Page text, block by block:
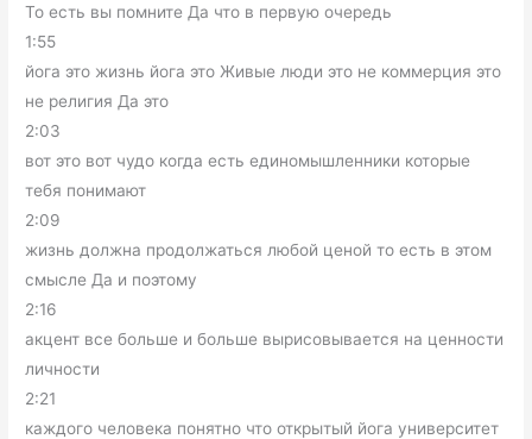
То есть вы помните Да что в первую очередь
1:55
йога это жизнь йога это Живые люди это не коммерция это
не религия Да это
2:03
вот это вот чудо когда есть единомышленники которые
тебя понимают
2:09
жизнь должна продолжаться любой ценой то есть в этом
смысле Да и поэтому
2:16
акцент все больше и больше вырисовывается на ценности
личности
2:21
каждого человека понятно что открытый йога университет